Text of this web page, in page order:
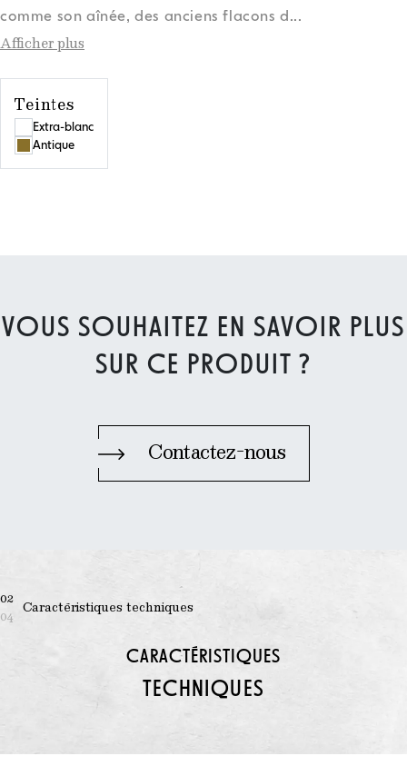
comme son aînée, des anciens flacons d ...
Afficher plus
Teintes
Extra-blanc
Antique
VOUS SOUHAITEZ EN SAVOIR PLUS
SUR CE PRODUIT ?
Contactez-nous
02
04
Caractéristiques techniques
CARACTÉRISTIQUES
TECHNIQUES